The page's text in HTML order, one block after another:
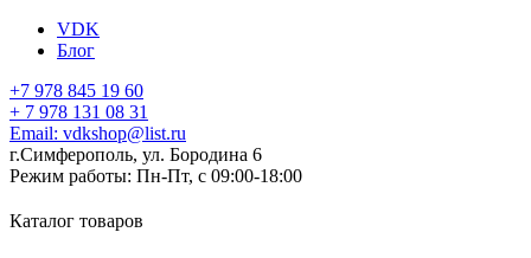
VDK
Блог
+7 978 845 19 60
+ 7 978 131 08 31
Email: vdkshop@list.ru
г.Симферополь, ул. Бородина 6
Режим работы: Пн-Пт, с 09:00-18:00
Каталог товаров